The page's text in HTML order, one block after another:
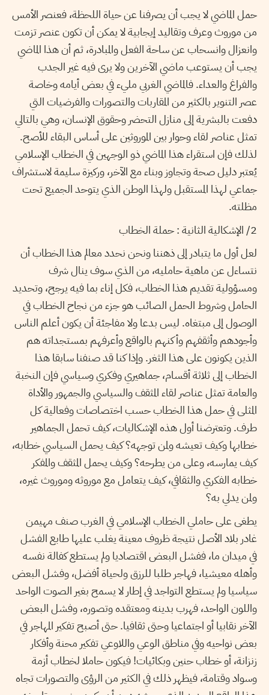
حمل الماضي لا يجب أن يصرفنا عن حياة اللحظة، فعنصر الأمس
من موروث وعرف وتقاليد إيجابية لا يمكن أن تكون عنصر تزمت
وانعزال وانسحاب عن ساحة الفعل والمبادرة، ثم أن هذا الماضي
يجب أن يستوعب ماضي الآخرين ولا يرى فيه غير الجدب
والفراغ والعداء. فالماضي الغربي مليء في بعض أيامه وخاصة
عصر التنوير بالكثير من المقاربات والتصورات والفرضيات التي
دفعت بالبشرية إلى منازل التحضر وحقوق الإنسان، وهي بالتالي
تمثل عناصر لقاء وحوار بين الموروثين على أساس البقاء للأصح.
لذلك فإن استقراء هذا الماضي ذو الوجهين في الخطاب الإسلامي
يُعتبر دليل صحة وتجاوز وبناء مع الآخر، وركيزة سليمة لاستشراف
جماعي لهذا المستقبل ولهذا الوطن الذي يتوحد الجميع تحت
مظلته.
2/ الإشكالية الثانية : حملة الخطاب
لعل أول ما يتبادر إلى ذهننا ونحن نحدد معالم هذا الخطاب أن
نتساءل عن ماهية حامليه، من الذي سوف ينال شرف
ومسؤولية تقديم هذا الخطاب، فكل إناء بما فيه يرجح، وتحديد
الحامل وشروط الحمل الصائب هو جزء من نجاح الخطاب في
الوصول إلى مبتغاه. ليس بدعا ولا مفاجئة أن يكون أعلم الناس
وأجودهم وأثقفهم وأكنهم بالواقع وأعرفهم بمستجداته هم
الذين يكونون على هذا الثغر. وإذا كنا قد صنفنا سابقا هذا
الخطاب إلى ثلاثة أقسام، جماهيري وفكري وسياسي فإن النخبة
والعامة تمثل عناصر لقاء المثقف والسياسي والجمهور والأداة
المثلى في حمل هذا الخطاب حسب اختصاصات وفعالية كل
طرف. وتعترضنا أول هذه الإشكاليات، كيف تحمل الجماهير
خطابها وكيف تعيشه ولمن توجهه؟ كيف يحمل السياسي خطابه،
كيف يمارسه، وعلى من يطرحه؟ وكيف يحمل المثقف والمفكر
خطابه الفكري والثقافي، كيف يتعامل مع موروثه وموروث غيره،
ولمن يدلي به؟
يطغى على حاملي الخطاب الإسلامي في الغرب صنف مهيمن
غادر بلاد الأصل نتيجة ظروف معينة يغلب عليها طابع الفشل
في ميدان ما، ففشل البعض اقتصاديا ولم يستطع كفالة نفسه
وأهله معيشيا، فهاجر طلبا للرزق ولحياة أفضل، وفشل البعض
سياسيا ولم يستطع التواجد في إطار لا يسمح بغير الصوت الواحد
واللون الواحد، فهرب بدينه ومعتقده وتصوره، وفشل البعض
الآخر نقابيا أو اجتماعيا وحتى ثقافيا. حتى أصبح تفكير المهاجر في
بعض نواحيه وفي مناطق الوعي واللاوعي تفكير محنة وأفكار
زنزانة، أو خطاب حنين وبكائيات! فيكون حاملا لخطاب أزمة
وسواد وقتامة، فيظهر ذلك في الكثير من الرؤى والتصورات تجاه